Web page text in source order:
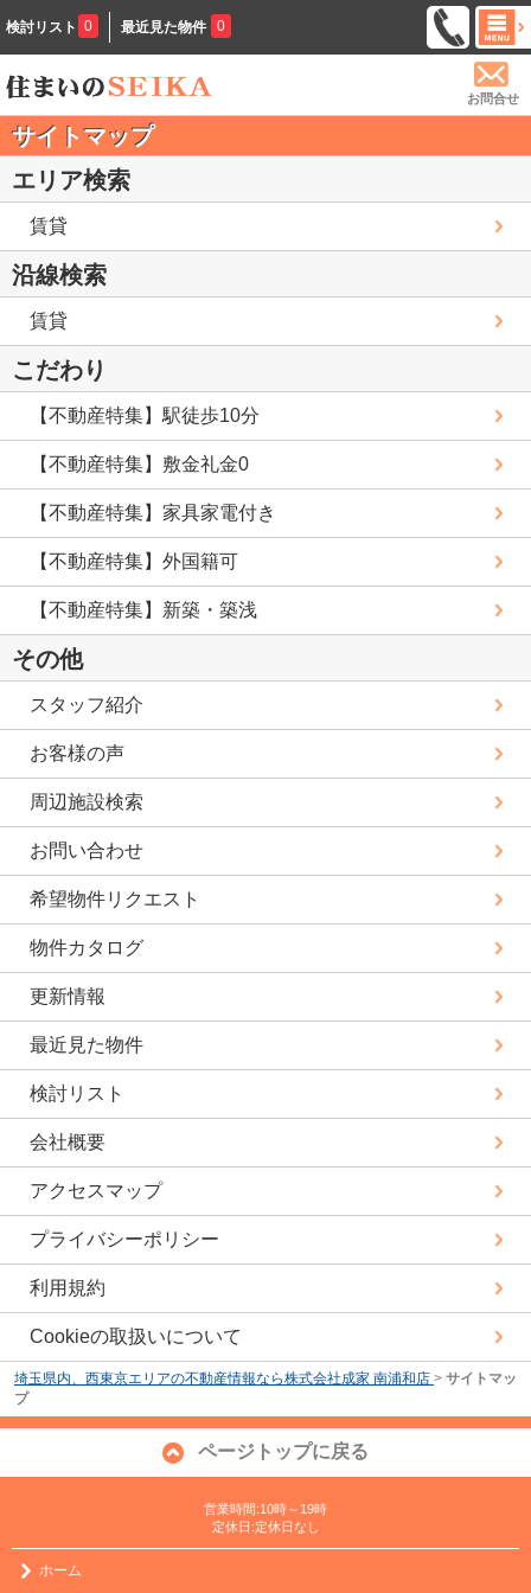
検討リスト 0 最近見た物件 0
お問合せ
サイトマップ
エリア検索
賃貸
沿線検索
賃貸
こだわり
【不動産特集】駅徒歩10分
【不動産特集】敷金礼金0
【不動産特集】家具家電付き
【不動産特集】外国籍可
【不動産特集】新築・築浅
その他
スタッフ紹介
お客様の声
周辺施設検索
お問い合わせ
希望物件リクエスト
物件カタログ
更新情報
最近見た物件
検討リスト
会社概要
アクセスマップ
プライバシーポリシー
利用規約
Cookieの取扱いについて
埼玉県内、西東京エリアの不動産情報なら株式会社成家 南浦和店 > サイトマッ
プ
ページトップに戻る
営業時間:10時～19時
定休日:定休日なし
ホーム